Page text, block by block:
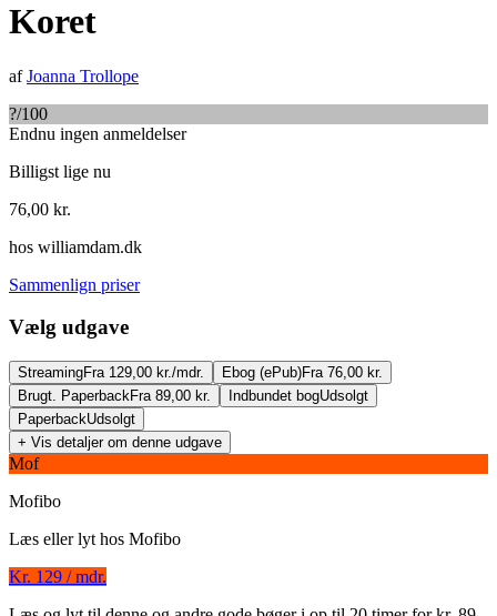
Koret
afJoanna Trollope
?/100
Endnu ingen anmeldelser
Billigst lige nu
76,00 kr.
hos williamdam.dk
Sammenlign priser
Vælg udgave
StreamingFra 129,00 kr./mdr. Ebog (ePub)Fra 76,00 kr.
Brugt. PaperbackFra 89,00 kr. Indbundet bogUdsolgt
PaperbackUdsolgt
+ Vis detaljer om denne udgave
Koret
Mof
Mofibo
Læs eller lyt hos Mofibo
Kr. 129 / mdr.